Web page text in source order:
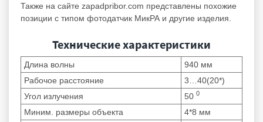
Также на сайте zapadpribor.com представлены похожие
позиции с типом фотодатчик МикРА и другие изделия.
Технические характеристики
Длина волны
940 мм
Рабочое расстояние
3…40(20*)
Угол излучения
50 0
Миним. размеры объекта
4*8 мм